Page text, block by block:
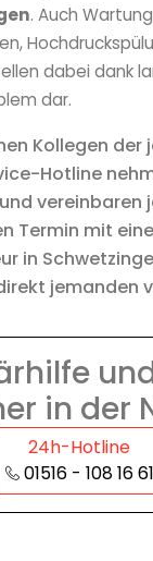
. Auch
dabei dank
dar.
Kollegen der
Hotline
vereinbaren
Termin mit
in
jemanden
in der
24h-Hotline
01516 - 108 16 61